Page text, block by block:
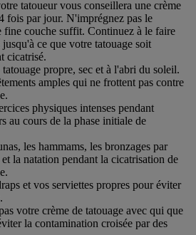
tatoueur vous conseillera une crème
fois par jour. N'imprégnez pas le
fine couche suffit. Continuez à le faire
ce que votre tatouage soit
cicatrisé.
propre, sec et à l'abri du soleil.
amples qui ne frottent pas contre
physiques intenses pendant
au cours de la phase initiale de
les hammams, les bronzages par
la natation pendant la cicatrisation de
et vos serviettes propres pour éviter
votre crème de tatouage avec qui que
la contamination croisée par des